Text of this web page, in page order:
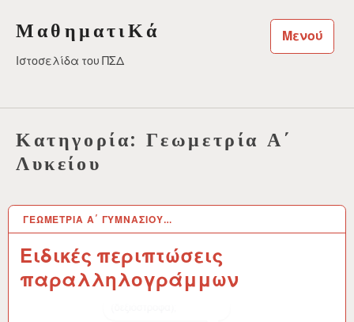
στο
περιεχόμενο
ΜαθηματιΚά
Ιστοσελίδα του ΠΣΔ
Μενού
Κατηγορία: Γεωμετρία Α΄
Λυκείου
ΓΕΩΜΕΤΡΊΑ Α΄ ΓΥΜΝΑΣΊΟΥ…
Ειδικές περιπτώσεις
παραλληλογράμμων
14 ΑΠΡ 2024